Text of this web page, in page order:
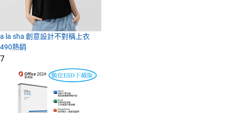
a la sha 創意設計不對稱上衣
490熱銷
7